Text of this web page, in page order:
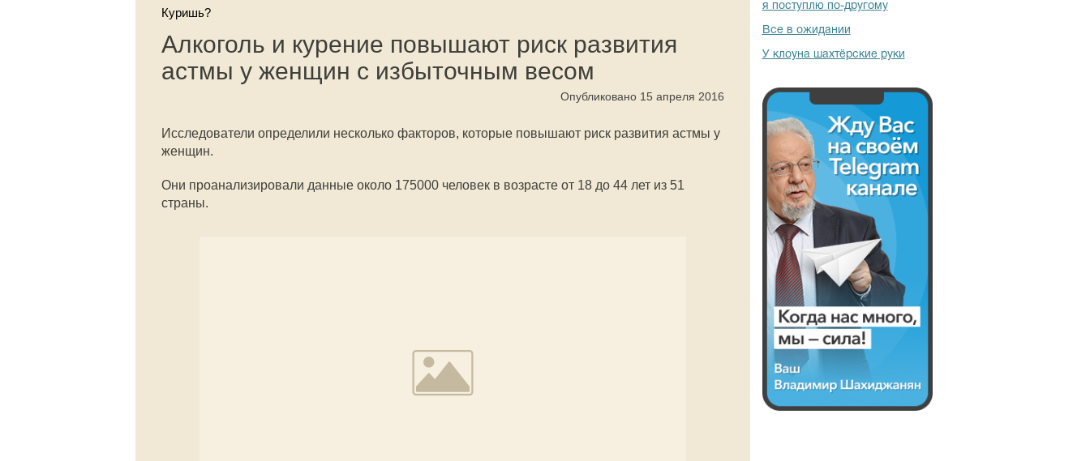
Куришь?
Алкоголь и курение повышают риск развития
астмы у женщин с избыточным весом
Опубликовано 15 апреля 2016
Исследователи определили несколько факторов, которые повышают риск развития астмы у
женщин.
Они проанализировали данные около 175000 человек в возрасте от 18 до 44 лет из 51
страны.
я поступлю по-другому
Все в ожидании
У клоуна шахтёрские руки